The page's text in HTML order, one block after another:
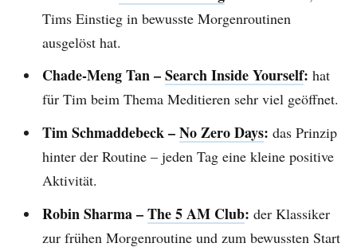
Tims Einstieg in bewusste Morgenroutinen
ausgelöst hat.
Chade-Meng Tan –Search Inside Yourself: hat
für Tim beim Thema Meditieren sehr viel geöffnet.
Tim Schmaddebeck –No Zero Days: das Prinzip
hinter der Routine – jeden Tag eine kleine positive
Aktivität.
Robin Sharma –The 5 AM Club: der Klassiker
zur frühen Morgenroutine und zum bewussten Start